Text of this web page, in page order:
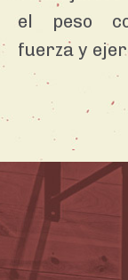
el peso
fuerza y